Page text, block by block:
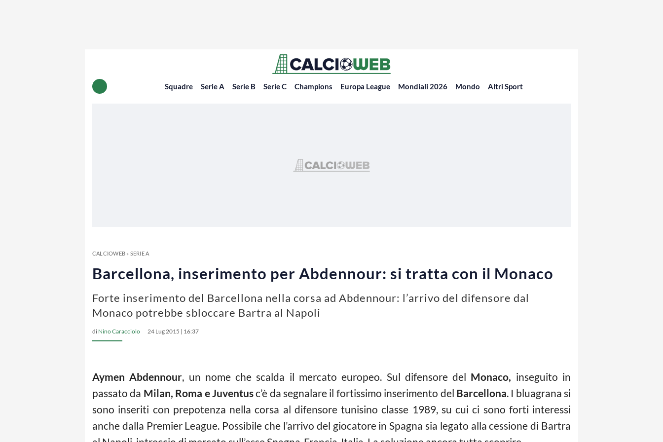
Squadre Serie A Serie B Serie C Champions Europa League Mondiali 2026 Mondo Altri Sport
CALCIOWEB» SERIE A
Barcellona, inserimento per Abdennour: si tratta con il Monaco
Forte inserimento del Barcellona nella corsa ad Abdennour: l’arrivo del difensore dal
Monaco potrebbe sbloccare Bartra al Napoli
di Nino Caracciolo 24 Lug 2015 | 16:37
Aymen Abdennour, un nome che scalda il mercato europeo. Sul difensore del Monaco, inseguito in
passato da Milan, Roma e Juventusc’è da segnalare il fortissimo inserimento del Barcellona. I bluagrana si
sono inseriti con prepotenza nella corsa al difensore tunisino classe 1989, su cui ci sono forti interessi
anche dalla Premier League. Possibile che l’arrivo del giocatore in Spagna sia legato alla cessione di Bartra